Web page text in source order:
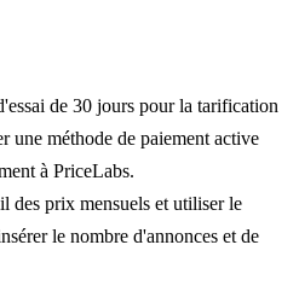
de 30 jours pour la tarification
une méthode de paiement active
à PriceLabs.
des prix mensuels et utiliser le
le nombre d'annonces et de